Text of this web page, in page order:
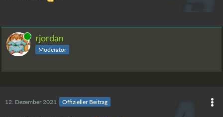
Online rjordan
Moderator
12. Dezember 2021 Offizieller Beitrag